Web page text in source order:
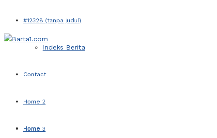
#12328 (tanpa judul)
Indeks Berita
Contact
Home 2
Home 3
Home